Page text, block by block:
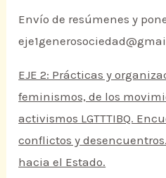
Envío de resúmenes y
EJE 2: Prácticas y
feminismos, de los
activismos LGTTTIBQ.
conflictos y
hacia el Estado.